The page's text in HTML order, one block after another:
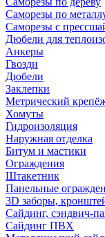
Саморезы по
Саморезы с
Дюбели для
Анкеры
Гвозди
Дюбели
Заклепки
Метрический
Хомуты
Гидроизоляция
Наружная отделка
Битум и мастики
Ограждения
Штакетник
Панельные
3D заборы,
Cайдинг, сэндвич-
Сайдинг ПВХ